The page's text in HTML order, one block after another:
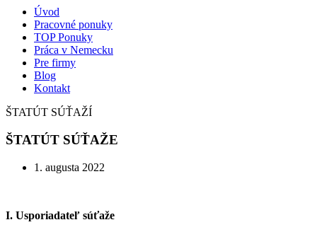
Úvod
Pracovné ponuky
TOP Ponuky
Práca v Nemecku
Pre firmy
Blog
Kontakt
ŠTATÚT SÚŤAŽÍ
ŠTATÚT SÚŤAŽE
1. augusta 2022
I. Usporiadateľ súťaže